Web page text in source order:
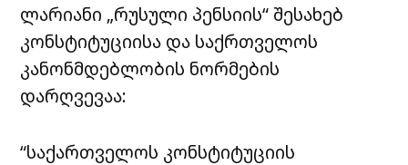
ლარიანი „რუსული პენსიის“ შესახებ
კონსტიტუციისა და საქრთველოს
კანონმდებლობის ნორმების
დარღვევაა:
“საქართველოს კონსტიტუციის